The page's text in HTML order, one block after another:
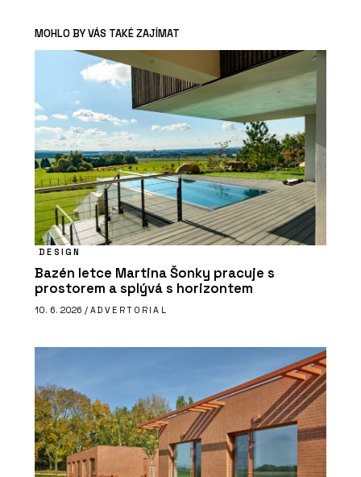
MOHLO BY VÁS TAKÉ ZAJÍMAT
DESIGN
Bazén letce Martina Šonky pracuje s
prostorem a splývá s horizontem
10. 6. 2026 / ADVERTORIAL